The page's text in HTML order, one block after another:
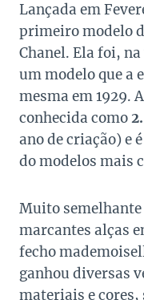
Lançada em
primeiro modelo
Chanel. Ela foi,
um modelo que a
mesma em 1929.
conhecida como
ano de criação) e
do modelos mais
Muito semelhante
marcantes alças
fecho
ganhou diversas
materiais e cores,